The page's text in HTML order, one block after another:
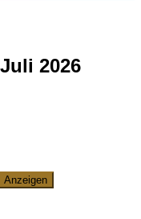
2026